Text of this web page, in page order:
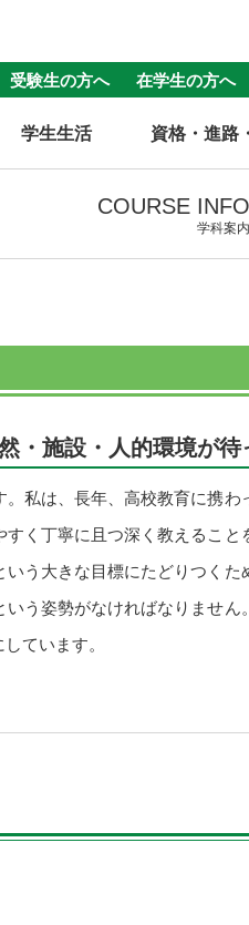
受験生の方へ 在学生の方へ
学生生活 資格・進路
COURSE
学科案内
・施設・人的環境が待
私は、長年、高校教育に携
く丁寧に且つ深く教えるこ
う大きな目標にたどりつく
う姿勢がなければなりませ
ています。